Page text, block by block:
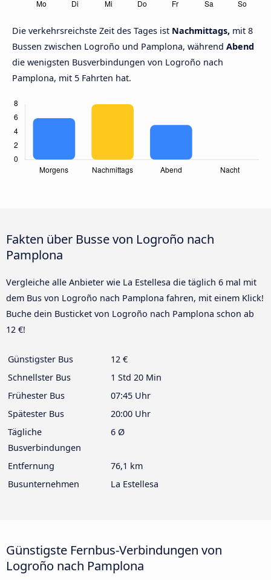
Die verkehrsreichste Zeit des Tages ist Nachmittags, mit 8
Bussen zwischen Logroño und Pamplona, während Abend
die wenigsten Busverbindungen von Logroño nach
Pamplona, mit 5 Fahrten hat.
Fakten über Busse von Logroño nach
Pamplona
Vergleiche alle Anbieter wie La Estellesa die täglich 6 mal mit
dem Bus von Logroño nach Pamplona fahren, mit einem Klick!
Buche dein Busticket von Logroño nach Pamplona schon ab
12 €!
Günstigster Bus
12 €
Schnellster Bus
1 Std 20 Min
Frühester Bus
07:45 Uhr
Spätester Bus
20:00 Uhr
Tägliche
Busverbindungen
6 Ø
Entfernung
76,1 km
Busunternehmen
La Estellesa
Günstigste Fernbus-Verbindungen von
Logroño nach Pamplona